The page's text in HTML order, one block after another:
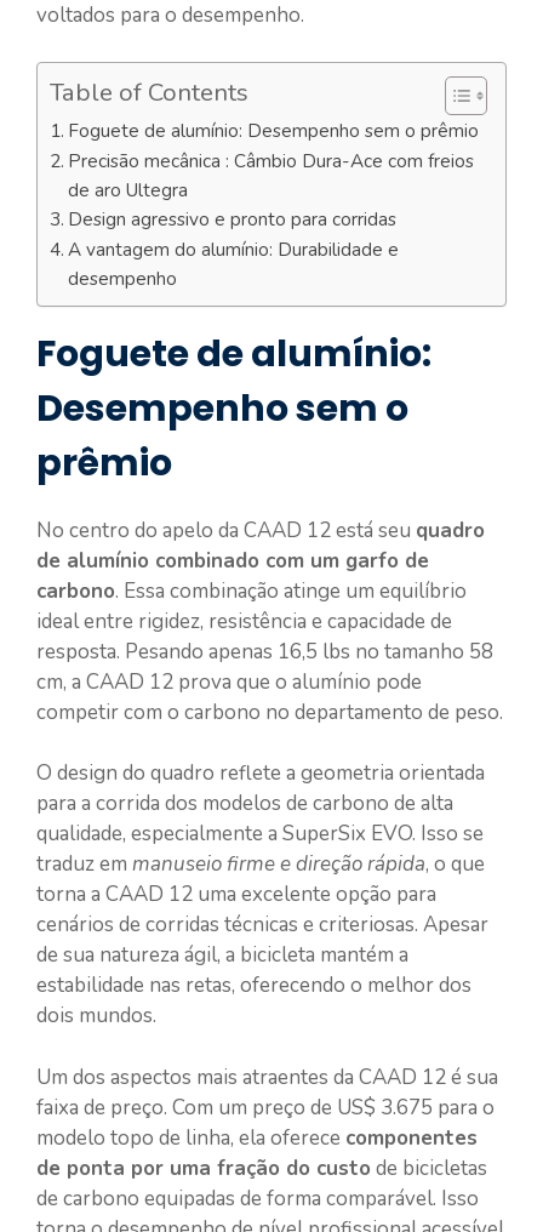
voltados para o desempenho.
Table of Contents
Foguete de alumínio: Desempenho sem o prêmio
Precisão mecânica : Câmbio Dura-Ace com freios
de aro Ultegra
Design agressivo e pronto para corridas
A vantagem do alumínio: Durabilidade e
desempenho
Foguete de alumínio:
Desempenho sem o
prêmio
No centro do apelo da CAAD 12 está seu quadro
de alumínio combinado com um garfo de
carbono. Essa combinação atinge um equilíbrio
ideal entre rigidez, resistência e capacidade de
resposta. Pesando apenas 16,5 lbs no tamanho 58
cm, a CAAD 12 prova que o alumínio pode
competir com o carbono no departamento de peso.
O design do quadro reflete a geometria orientada
para a corrida dos modelos de carbono de alta
qualidade, especialmente a SuperSix EVO. Isso se
traduz em manuseio firme e direção rápida, o que
torna a CAAD 12 uma excelente opção para
cenários de corridas técnicas e criteriosas. Apesar
de sua natureza ágil, a bicicleta mantém a
estabilidade nas retas, oferecendo o melhor dos
dois mundos.
Um dos aspectos mais atraentes da CAAD 12 é sua
faixa de preço. Com um preço de US$ 3.675 para o
modelo topo de linha, ela oferece componentes
de ponta por uma fração do custo de bicicletas
de carbono equipadas de forma comparável. Isso